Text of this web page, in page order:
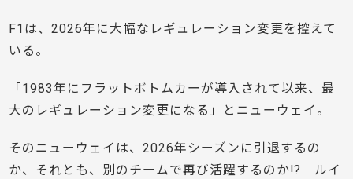
F1は、2026年に大幅なレギュレーション変更を控えて
いる。
「1983年にフラットボトムカーが導入されて以来、最
大のレギュレーション変更になる」とニューウェイ。
そのニューウェイは、2026年シーズンに引退するの
か、それとも、別のチームで再び活躍するのか!? ルイ